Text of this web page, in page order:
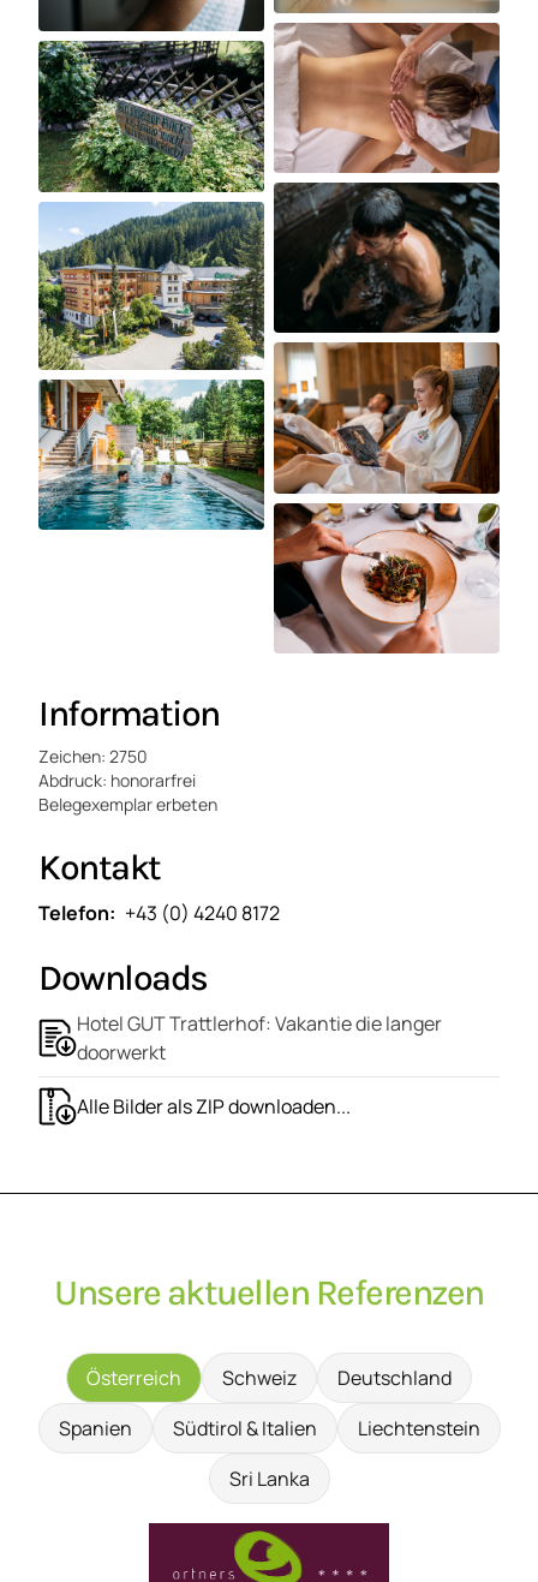
Information
Zeichen: 2750
Abdruck: honorarfrei
Belegexemplar erbeten
Kontakt
Telefon +43 (0) 4240 8172
Downloads
Hotel GUT Trattlerhof: Vakantie die langer
doorwerkt
Alle Bilder als ZIP downloaden...
Unsere aktuellen Referenzen
Österreich Schweiz
Deutschland
Spanien
Südtirol & Italien
Liechtenstein
Sri Lanka